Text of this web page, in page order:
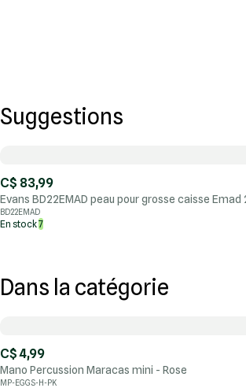
Suggestions
C$ 83,99
Evans BD22EMAD peau pour grosse caisse Emad
BD22EMAD
En stock7
Dans la catégorie
C$ 4,99
Mano Percussion Maracas mini - Rose
MP-EGGS-H-PK